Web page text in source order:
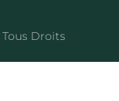
Tous Droits